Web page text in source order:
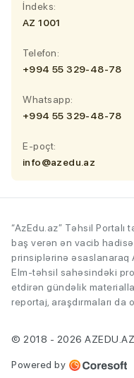
İndeks:
AZ 1001
Telefon:
+994 55 329-48-78
Whatsapp:
+994 55 329-48-78
E-poçt:
info@azedu.az
“AzEdu.az” Təhsil
baş verən ən vacib
prinsiplərinə əsaslanaraq
Elm-təhsil sahəsindəki
etdirən gündəlik
reportaj, araşdırmaları da
© 2018 - 2026
Powered by